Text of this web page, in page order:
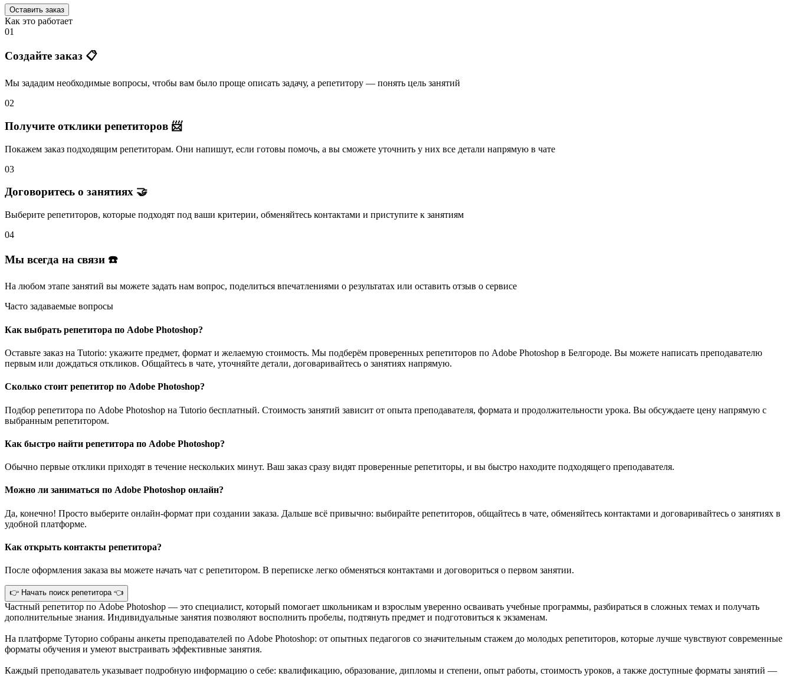
Оставить заказ
Как это работает
01
Создайте заказ 📋
Мы зададим необходимые вопросы, чтобы вам было проще описать задачу, а репетитору — понять цель занятий
02
Получите отклики репетиторов 📨
Покажем заказ подходящим репетиторам. Они напишут, если готовы помочь, а вы сможете уточнить у них все детали напрямую в чате
03
Договоритесь о занятиях 🤝
Выберите репетиторов, которые подходят под ваши критерии, обменяйтесь контактами и приступите к занятиям
04
Мы всегда на связи ☎️
На любом этапе занятий вы можете задать нам вопрос, поделиться впечатлениями о результатах или оставить отзыв о сервисе
Часто задаваемые вопросы
Как выбрать репетитора по Adobe Photoshop?
Оставьте заказ на Tutorio: укажите предмет, формат и желаемую стоимость. Мы подберём проверенных репетиторов по Adobe Photoshop в Белгороде. Вы можете написать преподавателю
первым или дождаться откликов. Общайтесь в чате, уточняйте детали, договаривайтесь о занятиях напрямую.
Сколько стоит репетитор по Adobe Photoshop?
Подбор репетитора по Adobe Photoshop на Tutorio бесплатный. Стоимость занятий зависит от опыта преподавателя, формата и продолжительности урока. Вы обсуждаете цену напрямую с
выбранным репетитором.
Как быстро найти репетитора по Adobe Photoshop?
Обычно первые отклики приходят в течение нескольких минут. Ваш заказ сразу видят проверенные репетиторы, и вы быстро находите подходящего преподавателя.
Можно ли заниматься по Adobe Photoshop онлайн?
Да, конечно! Просто выберите онлайн-формат при создании заказа. Дальше всё привычно: выбирайте репетиторов, общайтесь в чате, обменяйтесь контактами и договаривайтесь о занятиях в
удобной платформе.
Как открыть контакты репетитора?
После оформления заказа вы можете начать чат с репетитором. В переписке легко обменяться контактами и договориться о первом занятии.
👉 Начать поиск репетитора 👈
Частный репетитор по Adobe Photoshop — это специалист, который помогает школьникам и взрослым уверенно осваивать учебные программы, разбираться в сложных темах и получать
дополнительные знания. Индивидуальные занятия позволяют восполнить пробелы, подтянуть предмет и подготовиться к экзаменам.
На платформе Туторио собраны анкеты преподавателей по Adobe Photoshop: от опытных педагогов со значительным стажем до молодых репетиторов, которые лучше чувствуют современные
форматы обучения и умеют выстраивать эффективные занятия.
Каждый преподаватель указывает подробную информацию о себе: квалификацию, образование, дипломы и степени, опыт работы, стоимость уроков, а также доступные форматы занятий —